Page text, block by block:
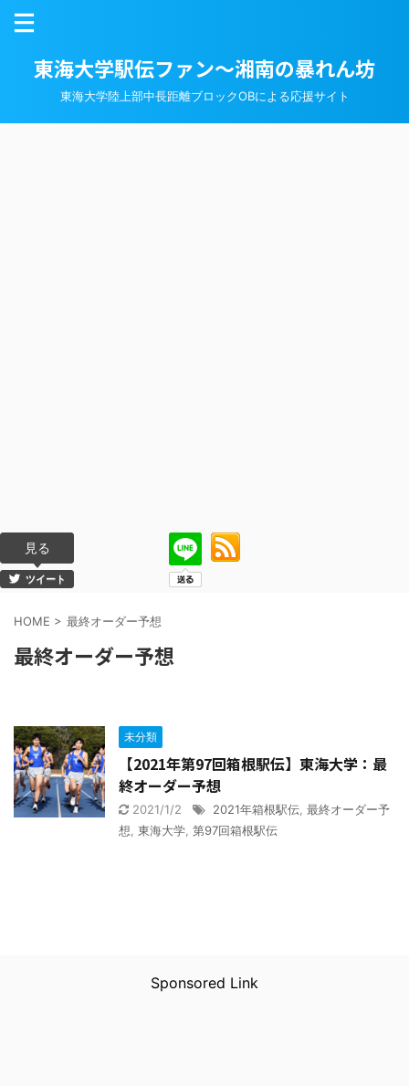
東海大学駅伝ファン～湘南の暴れん坊
東海大学陸上部中長距離ブロックOBによる応援サイト
見る
ツイート
HOME > 最終オーダー予想
最終オーダー予想
未分類
【2021年第97回箱根駅伝】東海大学：最
終オーダー予想
2021/1/2 2021年箱根駅伝 最終オーダー予
想 東海大学 第97回箱根駅伝
Sponsored Link